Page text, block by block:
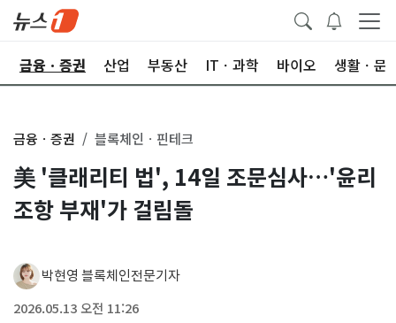
금융ㆍ증권 산업 부동산 ITㆍ과학 바이오 생활ㆍ문
금융ㆍ증권 블록체인ㆍ핀테크
美 '클래리티 법', 14일 조문심사…'윤리
조항 부재'가 걸림돌
박현영 블록체인전문기자
2026.05.13 오전 11:26